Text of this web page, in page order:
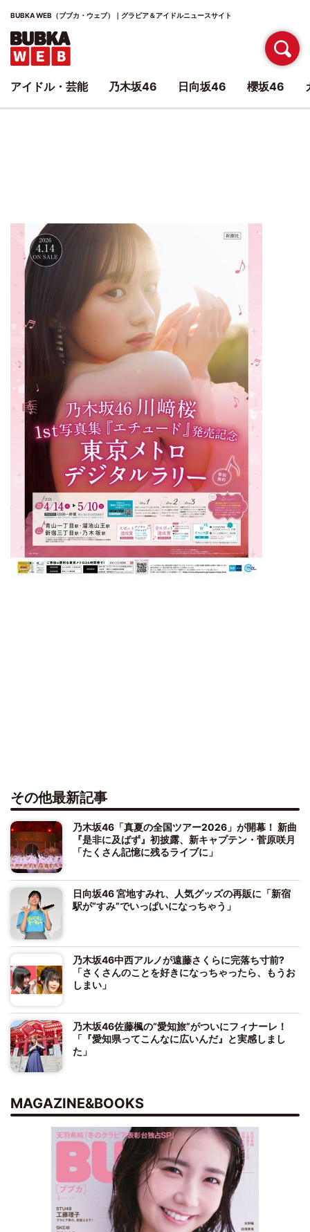
BUBKA WEB（ブブカ・ウェブ）｜グラビア＆アイドルニュースサイト
その他最新記事
乃木坂46「真夏の全国ツアー2026」が開幕！ 新曲
『是非に及ばず』初披露、新キャプテン・菅原咲月
「たくさん記憶に残るライブに」
日向坂46 宮地すみれ、人気グッズの再販に「新宿
駅が“すみ”でいっぱいになっちゃう」
乃木坂46中西アルノが遠藤さくらに完落ち寸前?
「さくさんのことを好きになっちゃったら、もうお
しまい」
乃木坂46佐藤楓の“愛知旅”がついにフィナーレ！
「『愛知県ってこんなに広いんだ』と実感しまし
た」
MAGAZINE&BOOKS
アイドル・芸能 乃木坂46 日向坂46 櫻坂46